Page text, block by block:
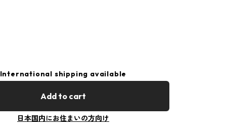
International shipping available
Add to cart
日本国内にお住まいの方向け